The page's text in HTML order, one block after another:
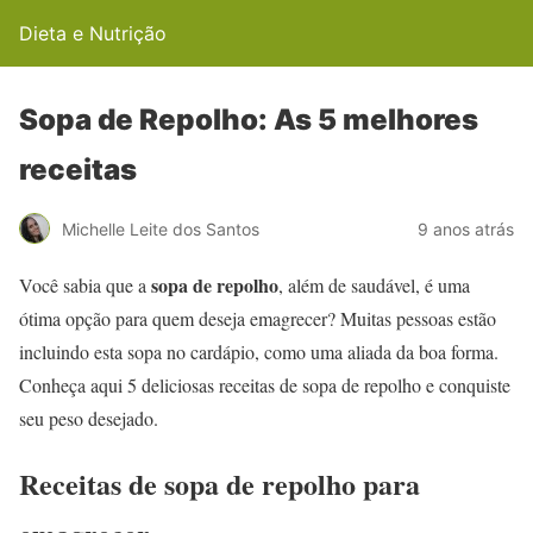
Dieta e Nutrição
Sopa de Repolho: As 5 melhores
receitas
Michelle Leite dos Santos 9 anos atrás
Você sabia que a sopa de repolho, além de saudável, é uma
ótima opção para quem deseja emagrecer? Muitas pessoas estão
incluindo esta sopa no cardápio, como uma aliada da boa forma.
Conheça aqui 5 deliciosas receitas de sopa de repolho e conquiste
seu peso desejado.
Receitas de sopa de repolho para